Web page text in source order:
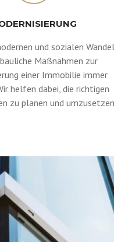
und sozialen Wandel
Maßnahmen zur
einer Immobilie immer
helfen dabei, die richtigen
zu planen und